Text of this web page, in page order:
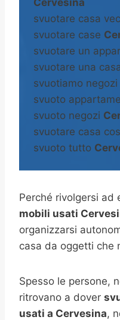
Cervesina
svuotare casa
svuotare case
svuotare un
svuotare una
svuotiamo negozi
svuoto
svuoto negozi
svuotare casa
svuoto tutto
Perché rivolgersi ad
mobili usati
organizzarsi
casa da oggetti che
Spesso le persone,
ritrovano a dover
usati a Cervesina,